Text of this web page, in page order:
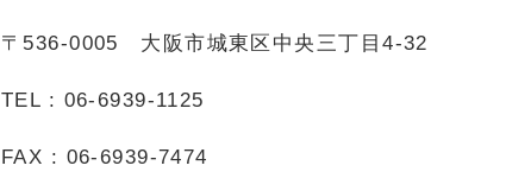
〒536-0005 大阪市城東区中央三丁目4-32
TEL : 06-6939-1125
FAX : 06-6939-7474